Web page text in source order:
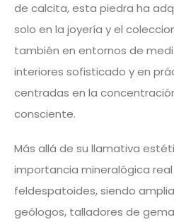
de calcita, esta piedra ha
solo en la joyería y el
también en entornos de
interiores sofisticado y en
centradas en la
consciente.
Más allá de su llamativa
importancia mineralógica
feldespatoides, siendo
geólogos, talladores de